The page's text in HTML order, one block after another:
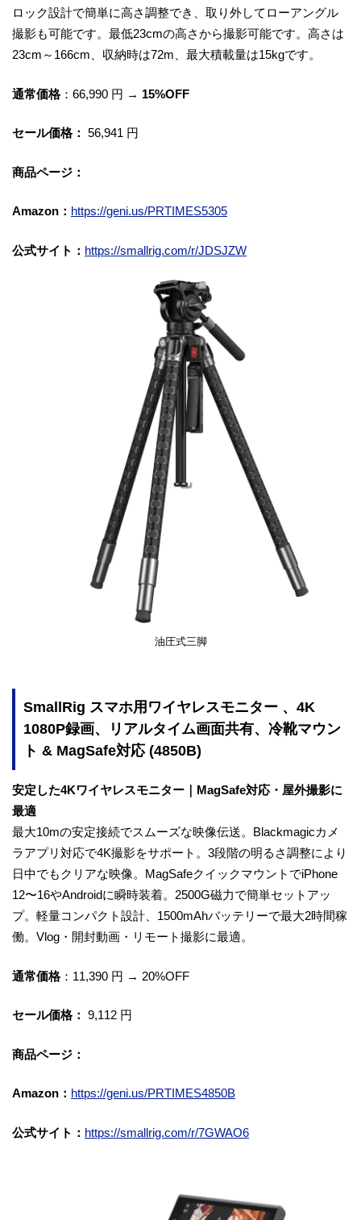
ロック設計で簡単に高さ調整でき、取り外してローアングル
撮影も可能です。最低23cmの高さから撮影可能です。高さは
23cm～166cm、収納時は72m、最大積載量は15kgです。
通常価格：66,990 円 → 15%OFF
セール価格： 56,941 円
商品ページ：
Amazon： https://geni.us/PRTIMES5305
公式サイト： https://smallrig.com/r/JDSJZW
油圧式三脚
SmallRig スマホ用ワイヤレスモニター 、4K
1080P録画、リアルタイム画面共有、冷靴マウン
ト & MagSafe対応 (4850B)
安定した4Kワイヤレスモニター｜MagSafe対応・屋外撮影に
最適
最大10mの安定接続でスムーズな映像伝送。Blackmagicカメ
ラアプリ対応で4K撮影をサポート。3段階の明るさ調整により
日中でもクリアな映像。MagSafeクイックマウントでiPhone
12〜16やAndroidに瞬時装着。2500G磁力で簡単セットアッ
プ。軽量コンパクト設計、1500mAhバッテリーで最大2時間稼
働。Vlog・開封動画・リモート撮影に最適。
通常価格：11,390 円 → 20%OFF
セール価格： 9,112 円
商品ページ：
Amazon： https://geni.us/PRTIMES4850B
公式サイト： https://smallrig.com/r/7GWAO6